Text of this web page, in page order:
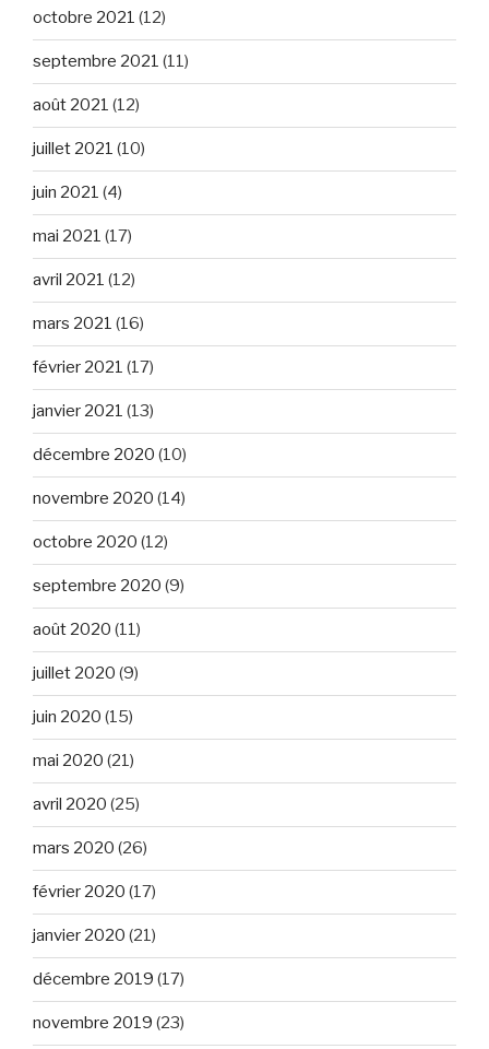
octobre 2021 (12)
septembre 2021 (11)
août 2021 (12)
juillet 2021 (10)
juin 2021 (4)
mai 2021 (17)
avril 2021 (12)
mars 2021 (16)
février 2021 (17)
janvier 2021 (13)
décembre 2020 (10)
novembre 2020 (14)
octobre 2020 (12)
septembre 2020 (9)
août 2020 (11)
juillet 2020 (9)
juin 2020 (15)
mai 2020 (21)
avril 2020 (25)
mars 2020 (26)
février 2020 (17)
janvier 2020 (21)
décembre 2019 (17)
novembre 2019 (23)